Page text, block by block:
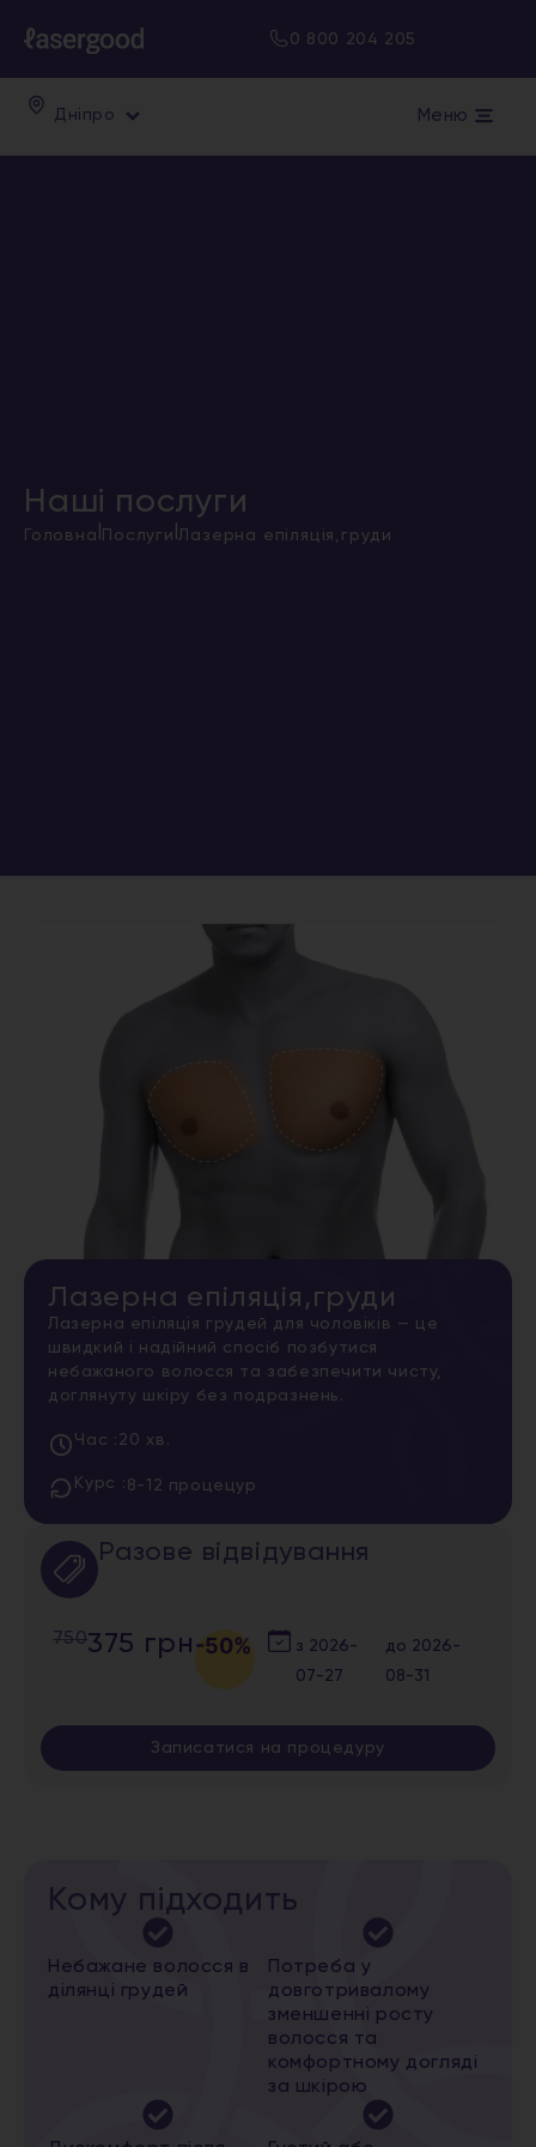
0 800 204 205
Дніпро Меню
Наші послуги
Головна Послуги Лазерна епіляція,груди
Лазерна епіляція,груди
Лазерна епіляція грудей для чоловіків — це
швидкий і надійний спосіб позбутися
небажаного волосся та забезпечити чисту,
доглянуту шкіру без подразнень.
Час : 20 хв.
Курс : 8-12 процецур
Разове відвідування
750375 грн-50% з 2026-
07-27
до 2026-
08-31
Записатися на процедуру
Кому підходить
Небажане волосся в
ділянці грудей
Потреба у
довготривалому
зменшенні росту
волосся та
комфортному догляді
за шкірою